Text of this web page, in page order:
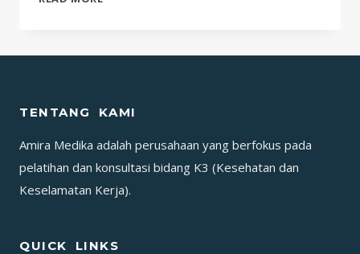
TAHU
PADA
TENTANG KAMI
Amira Medika adalah perusahaan yang berfokus pada
pelatihan dan konsultasi bidang K3 (Kesehatan dan
Keselamatan Kerja).
QUICK LINKS